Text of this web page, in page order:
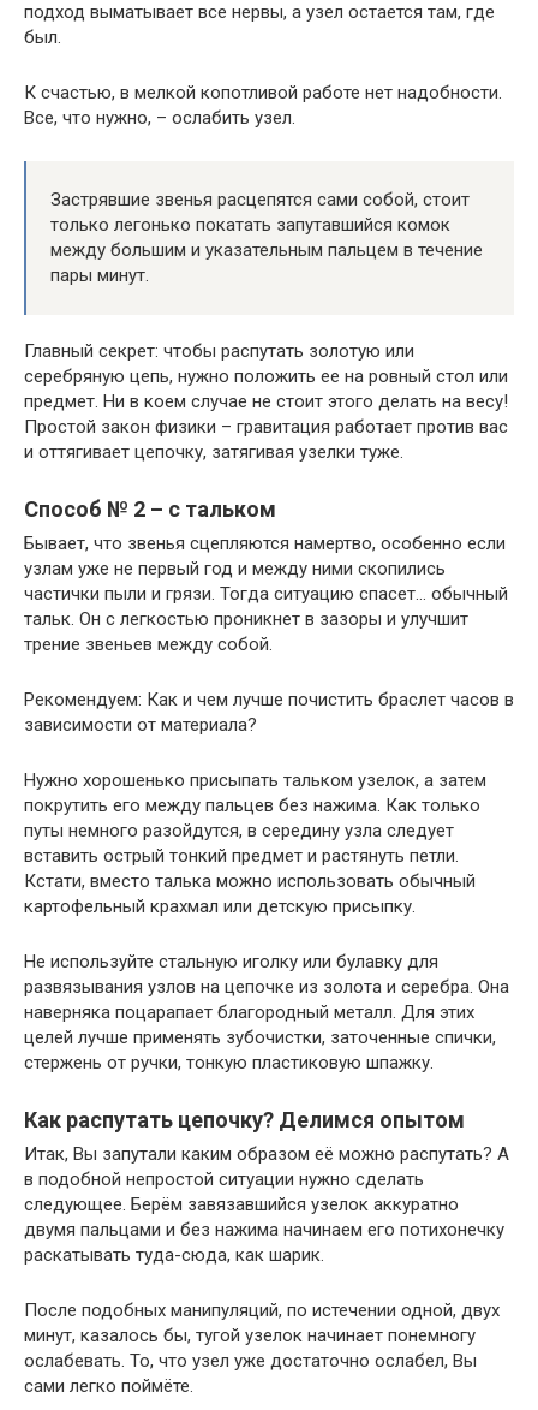
подход выматывает все нервы, а узел остается там, где
был.
К счастью, в мелкой копотливой работе нет надобности.
Все, что нужно, – ослабить узел.
Застрявшие звенья расцепятся сами собой, стоит
только легонько покатать запутавшийся комок
между большим и указательным пальцем в течение
пары минут.
Главный секрет: чтобы распутать золотую или
серебряную цепь, нужно положить ее на ровный стол или
предмет. Ни в коем случае не стоит этого делать на весу!
Простой закон физики – гравитация работает против вас
и оттягивает цепочку, затягивая узелки туже.
Способ № 2 – с тальком
Бывает, что звенья сцепляются намертво, особенно если
узлам уже не первый год и между ними скопились
частички пыли и грязи. Тогда ситуацию спасет… обычный
тальк. Он с легкостью проникнет в зазоры и улучшит
трение звеньев между собой.
Рекомендуем: Как и чем лучше почистить браслет часов в
зависимости от материала?
Нужно хорошенько присыпать тальком узелок, а затем
покрутить его между пальцев без нажима. Как только
путы немного разойдутся, в середину узла следует
вставить острый тонкий предмет и растянуть петли.
Кстати, вместо талька можно использовать обычный
картофельный крахмал или детскую присыпку.
Не используйте стальную иголку или булавку для
развязывания узлов на цепочке из золота и серебра. Она
наверняка поцарапает благородный металл. Для этих
целей лучше применять зубочистки, заточенные спички,
стержень от ручки, тонкую пластиковую шпажку.
Как распутать цепочку? Делимся опытом
Итак, Вы запутали каким образом её можно распутать? А
в подобной непростой ситуации нужно сделать
следующее. Берём завязавшийся узелок аккуратно
двумя пальцами и без нажима начинаем его потихонечку
раскатывать туда-сюда, как шарик.
После подобных манипуляций, по истечении одной, двух
минут, казалось бы, тугой узелок начинает понемногу
ослабевать. То, что узел уже достаточно ослабел, Вы
сами легко поймёте.